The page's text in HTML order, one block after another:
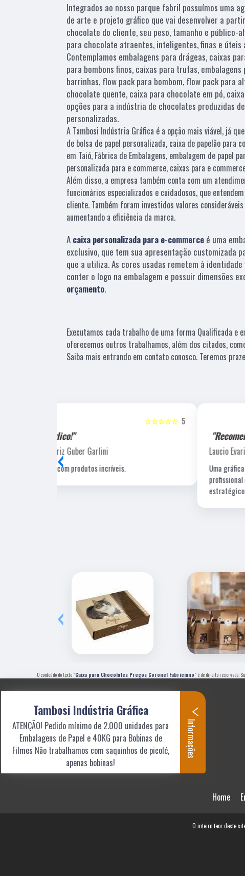
Integrados ao nosso parque fabril possuímos uma
de arte e projeto gráfico que vai desenvolver a
chocolate do cliente, seu peso, tamanho e público-
para chocolate atraentes, inteligentes, finas e úteis
Contemplamos embalagens para drágeas, caixas
para bombons finos, caixas para trufas,
barrinhas, flow pack para bombom, flow pack para
chocolate quente, caixa para chocolate em pó,
opções para a indústria de chocolates produzidas
personalizadas.
A Tambosi Indústria Gráfica é a opção mais viável, já
de bolsa de papel personalizada, caixa de papelão para
em Taió, Fábrica de Embalagens, embalagem de papel
personalizada para e commerce, caixas para e
Além disso, a empresa também conta com um
funcionários especializados e cuidadosos, que
cliente. Também foram investidos valores
aumentando a eficiência da marca.
A caixa personalizada para e-commerce é uma
exclusivo, que tem sua apresentação customizada
que a utiliza. As cores usadas remetem à
conter o logo na embalagem e possuir dimensões
orçamento.
Executamos cada trabalho de uma forma Qualificada e
oferecemos outros trabalhamos, além dos citados,
Saiba mais entrando em contato conosco. Teremos
"Recomendo!!"
Laucio Evaristo
Uma gráfica de excelente qualidade, com pessoal
profissional e experiente, um de nossos fornecedores
‹
‹
O conteúdo do texto "Caixa para Chocolates Preços Coronel Fabriciano" é de direito reservado.
Home
O inteiro teor deste
Tambosi Indústria Gráfica
ATENÇÃO! Pedido mínimo de 2.000 unidades para
Embalagens de Papel e 40KG para Bobinas de
Filmes Não trabalhamos com saquinhos de picolé,
apenas bobinas!
Informações